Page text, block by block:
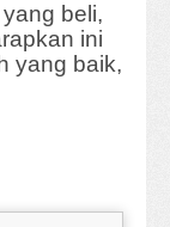
beli,
ini
yang baik,